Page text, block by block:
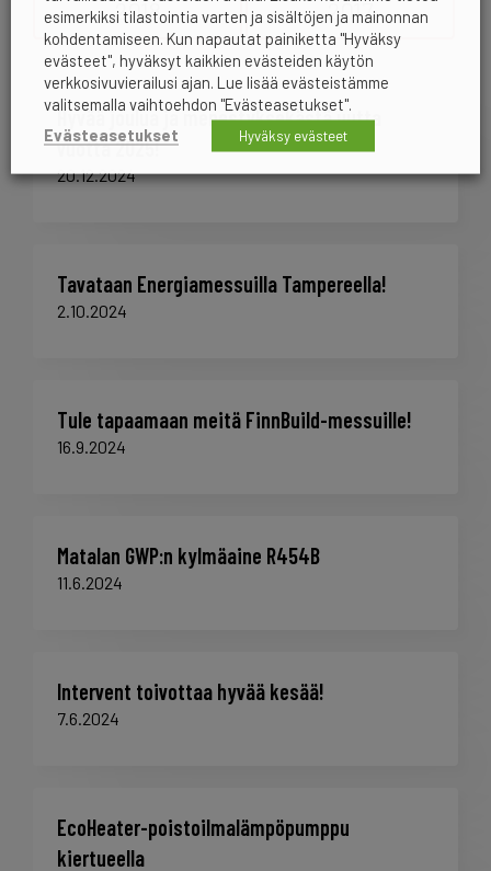
2018 2017
Hyvää joulua ja menestyksekästä uutta
vuotta 2025!
20.12.2024
Tavataan Energiamessuilla Tampereella!
2.10.2024
Tule tapaamaan meitä FinnBuild-messuille!
16.9.2024
Matalan GWP:n kylmäaine R454B
11.6.2024
Intervent toivottaa hyvää kesää!
7.6.2024
EcoHeater-poistoilmalämpöpumppu
kiertueella
esimerkiksi tilastointia varten ja sisältöjen ja mainonnan
kohdentamiseen. Kun napautat painiketta "Hyväksy
evästeet", hyväksyt kaikkien evästeiden käytön
verkkosivuvierailusi ajan. Lue lisää evästeistämme
valitsemalla vaihtoehdon "Evästeasetukset".
Evästeasetukset
Hyväksy evästeet